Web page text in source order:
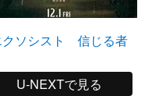
クソシスト 信じる者
U-NEXTで見る